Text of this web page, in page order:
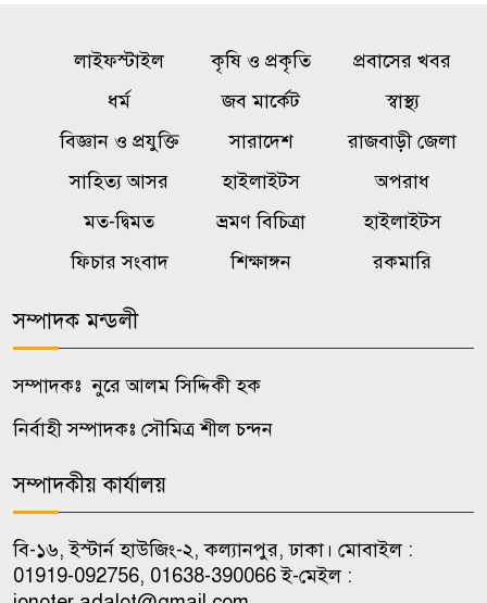
একটি চক্র জ্বালানি খাতকে
অস্থিতিশীল করার জন্য সক্রিয়:
বালিয়াকান্দীতে শিক্ষা প্রতিষ্ঠানে
ক্রীড়া সামগ্রী, বাদ্যযন্ত্র ও হাইজিন
কালুখালীতে দপ্তর প্রধানদের সঙ্গে
এমপির মতবিনিময় সভা
কালুখালীতে শিক্ষাপ্রতিষ্ঠানে ক্রীড়া ও
চাকরি পেলেন জুলাই শহিদ ও আহত
পরিবারের ১০ সদস্য
১০
লাইফস্টাইল কৃষি ও প্রকৃতি
প্রবাসের খবর
ধর্ম
জব মার্কেট
স্বাস্থ্য
বিজ্ঞান ও প্রযুক্তি
সারাদেশ
রাজবাড়ী জেলা
সাহিত্য আসর
হাইলাইটস
অপরাধ
মত-দ্বিমত
ভ্রমণ বিচিত্রা
হাইলাইটস
ফিচার সংবাদ
শিক্ষাঙ্গন রকমারি
সম্পাদক মন্ডলী
সম্পাদকঃ নুরে আলম সিদ্দিকী হক
নির্বাহী সম্পাদকঃ সৌমিত্র শীল চন্দন
সম্পাদকীয় কার্যালয়
বি-১৬, ইস্টার্ন হাউজিং-২, কল্যানপুর, ঢাকা। মোবাইল :
01919-092756, 01638-390066 ই-মেইল :